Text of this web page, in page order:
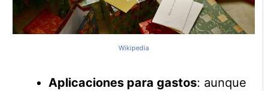
Wikipedia
Aplicaciones para gastos: aunque